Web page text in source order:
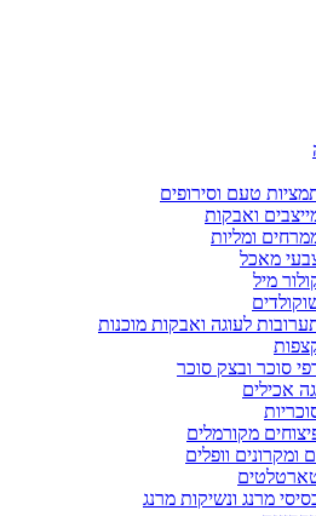
טעם וסירופים
ואבקות
ומליות
מאכל
מיל
לעוגה ואבקות מוכנות
סוכר ובצק סוכר
אכילים
מקורמלים
וופלים
מרנג ונשיקות מרנג